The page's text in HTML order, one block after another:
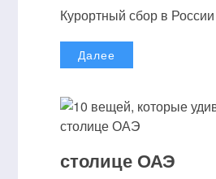
Курортный сбор в
Далее
столице ОАЭ